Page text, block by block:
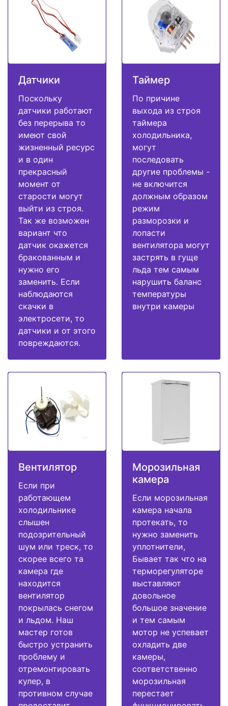
Датчики
Поскольку
датчики работают
без перерыва то
имеют свой
жизненный ресурс
и в один
прекрасный
момент от
старости могут
выйти из строя.
Так же возможен
вариант что
датчик окажется
бракованным и
нужно его
заменить. Если
наблюдаются
скачки в
электросети, то
датчики и от этого
повреждаются.
Таймер
По причине
выхода из строя
таймера
холодильника,
могут
последовать
другие проблемы -
не включится
должным образом
режим
разморозки и
лопасти
вентилятора могут
застрять в гуще
льда тем самым
нарушить баланс
температуры
внутри камеры
Вентилятор
Если при
работающем
холодильнике
слышен
подозрительный
шум или треск, то
скорее всего та
камера где
находится
вентилятор
покрылась снегом
и льдом. Наш
мастер готов
быстро устранить
проблему и
отремонтировать
кулер, в
противном случае
Морозильная
камера
Если морозильная
камера начала
протекать, то
нужно заменить
уплотнители,
Бывает так что на
терморегуляторе
выставляют
довольное
большое значение
и тем самым
мотор не успевает
охладить две
камеры,
соответственно
морозильная
перестает